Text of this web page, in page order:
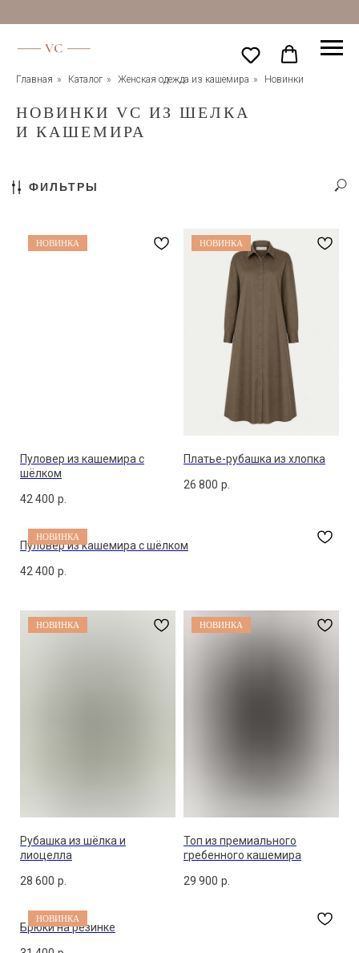
Главная » Каталог » Женская одежда из кашемира » Новинки
НОВИНКИ VC ИЗ ШЕЛКА
И КАШЕМИРА
ФИЛЬТРЫ
НОВИНКА
Пуловер из кашемира с
шёлком
42 400 р.
НОВИНКА
Платье-рубашка из хлопка
26 800 р.
НОВИНКА
Пуловер из кашемира с шёлком
42 400 р.
НОВИНКА
Рубашка из шёлка и
лиоцелла
28 600 р.
НОВИНКА
Топ из премиального
гребенного кашемира
29 900 р.
НОВИНКА
Брюки на резинке